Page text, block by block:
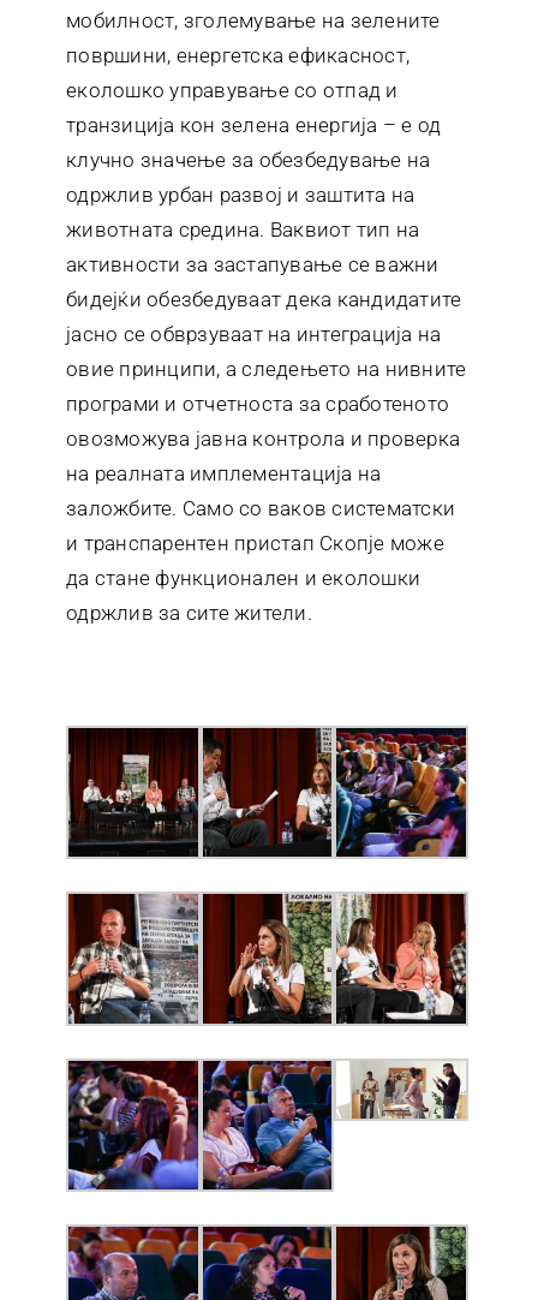
мобилност, зголемување на зелените
површини, енергетска ефикасност,
еколошко управување со отпад и
транзиција кон зелена енергија – е од
клучно значење за обезбедување на
одржлив урбан развој и заштита на
животната средина. Ваквиот тип на
активности за застапување се важни
бидејќи обезбедуваат дека кандидатите
јасно се обврзуваат на интеграција на
овие принципи, а следењето на нивните
програми и отчетноста за сработеното
овозможува јавна контрола и проверка
на реалната имплементација на
заложбите. Само со ваков систематски
и транспарентен пристап Скопје може
да стане функционален и еколошки
одржлив за сите жители.